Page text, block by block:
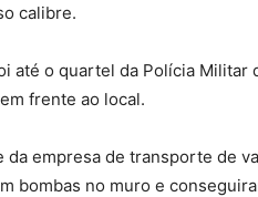
calibre.
até o quartel da Polícia Militar
frente ao local.
da empresa de transporte de
bombas no muro e